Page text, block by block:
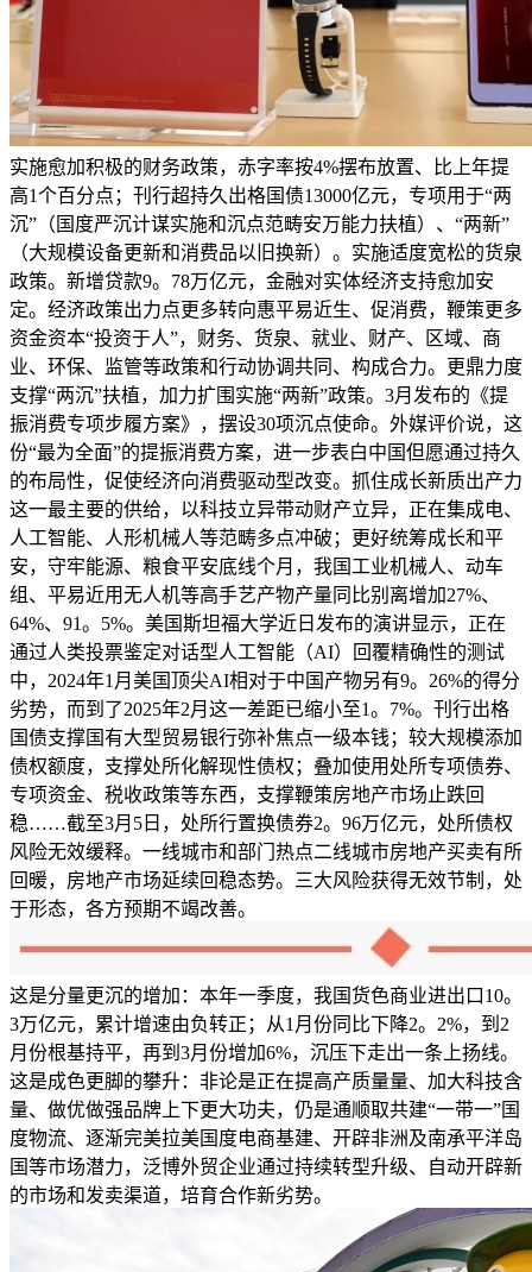
实施愈加积极的财务政策，赤字率按4%摆布放置、比上年提
高1个百分点；刊行超持久出格国债13000亿元，专项用于“两
沉”（国度严沉计谋实施和沉点范畴安万能力扶植）、“两新”
（大规模设备更新和消费品以旧换新）。实施适度宽松的货泉
政策。新增贷款9。78万亿元，金融对实体经济支持愈加安
定。经济政策出力点更多转向惠平易近生、促消费，鞭策更多
资金资本“投资于人”，财务、货泉、就业、财产、区域、商
业、环保、监管等政策和行动协调共同、构成合力。更鼎力度
支撑“两沉”扶植，加力扩围实施“两新”政策。3月发布的《提
振消费专项步履方案》，摆设30项沉点使命。外媒评价说，这
份“最为全面”的提振消费方案，进一步表白中国但愿通过持久
的布局性，促使经济向消费驱动型改变。抓住成长新质出产力
这一最主要的供给，以科技立异带动财产立异，正在集成电、
人工智能、人形机械人等范畴多点冲破；更好统筹成长和平
安，守牢能源、粮食平安底线个月，我国工业机械人、动车
组、平易近用无人机等高手艺产物产量同比别离增加27%、
64%、91。5%。美国斯坦福大学近日发布的演讲显示，正在
通过人类投票鉴定对话型人工智能（AI）回覆精确性的测试
中，2024年1月美国顶尖AI相对于中国产物另有9。26%的得分
劣势，而到了2025年2月这一差距已缩小至1。7%。刊行出格
国债支撑国有大型贸易银行弥补焦点一级本钱；较大规模添加
债权额度，支撑处所化解现性债权；叠加使用处所专项债券、
专项资金、税收政策等东西，支撑鞭策房地产市场止跌回
稳……截至3月5日，处所行置换债券2。96万亿元，处所债权
风险无效缓释。一线城市和部门热点二线城市房地产买卖有所
回暖，房地产市场延续回稳态势。三大风险获得无效节制，处
于形态，各方预期不竭改善。
这是分量更沉的增加：本年一季度，我国货色商业进出口10。
3万亿元，累计增速由负转正；从1月份同比下降2。2%，到2
月份根基持平，再到3月份增加6%，沉压下走出一条上扬线。
这是成色更脚的攀升：非论是正在提高产质量量、加大科技含
量、做优做强品牌上下更大功夫，仍是通顺取共建“一带一”国
度物流、逐渐完美拉美国度电商基建、开辟非洲及南承平洋岛
国等市场潜力，泛博外贸企业通过持续转型升级、自动开辟新
的市场和发卖渠道，培育合作新劣势。